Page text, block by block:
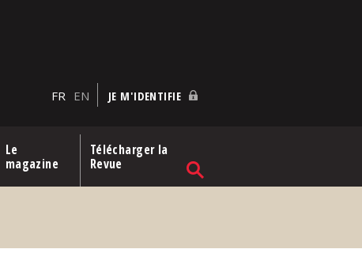
FR EN JE M'IDENTIFIE
Le
magazine
Télécharger la
Revue